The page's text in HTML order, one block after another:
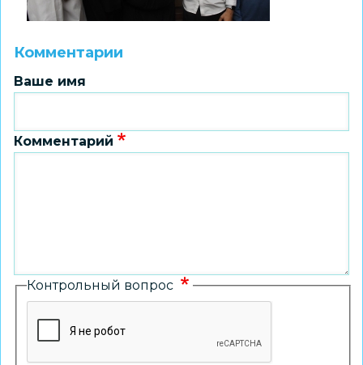
Комментарии
Ваше имя
Комментарий
Контрольный вопрос